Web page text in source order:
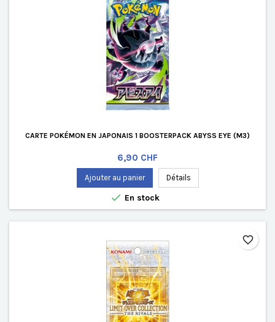
CARTE POKÉMON EN JAPONAIS 1 BOOSTERPACK ABYSS EYE (M3)
Prix
6,90 CHF
Ajouter au panier Détails
 En stock
favorite_border